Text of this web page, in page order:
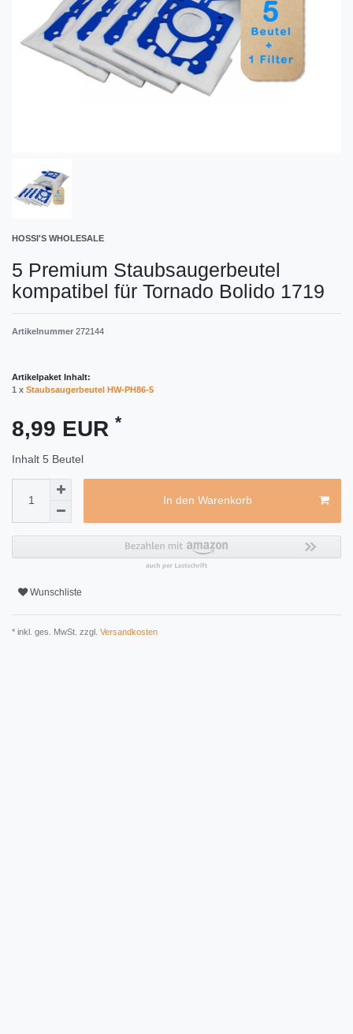
HOSSI'S WHOLESALE
5 Premium Staubsaugerbeutel
kompatibel für Tornado Bolido 1719
Artikelnummer 272144
Artikelpaket Inhalt:
1 x Staubsaugerbeutel HW-PH86-5
8,99 EUR *
Inhalt 5 Beutel
In den Warenkorb
Wunschliste
* inkl. ges. MwSt. zzgl. Versandkosten